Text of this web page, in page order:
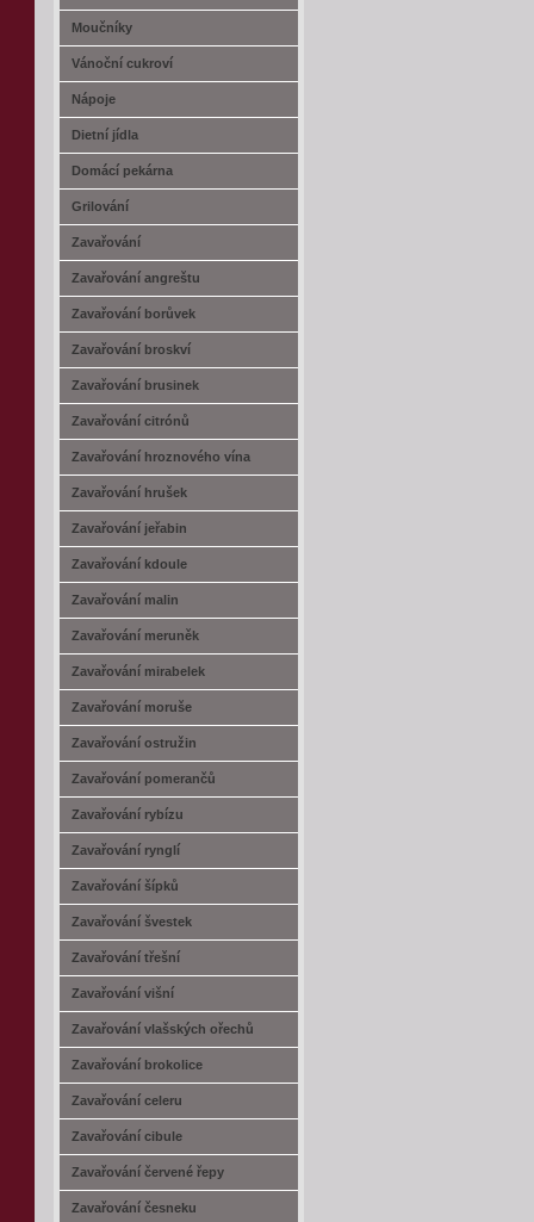
Moučníky
Vánoční cukroví
Nápoje
Dietní jídla
Domácí pekárna
Grilování
Zavařování
Zavařování angreštu
Zavařování borůvek
Zavařování broskví
Zavařování brusinek
Zavařování citrónů
Zavařování hroznového vína
Zavařování hrušek
Zavařování jeřabin
Zavařování kdoule
Zavařování malin
Zavařování meruněk
Zavařování mirabelek
Zavařování moruše
Zavařování ostružin
Zavařování pomerančů
Zavařování rybízu
Zavařování rynglí
Zavařování šípků
Zavařování švestek
Zavařování třešní
Zavařování višní
Zavařování vlašských ořechů
Zavařování brokolice
Zavařování celeru
Zavařování cibule
Zavařování červené řepy
Zavařování česneku